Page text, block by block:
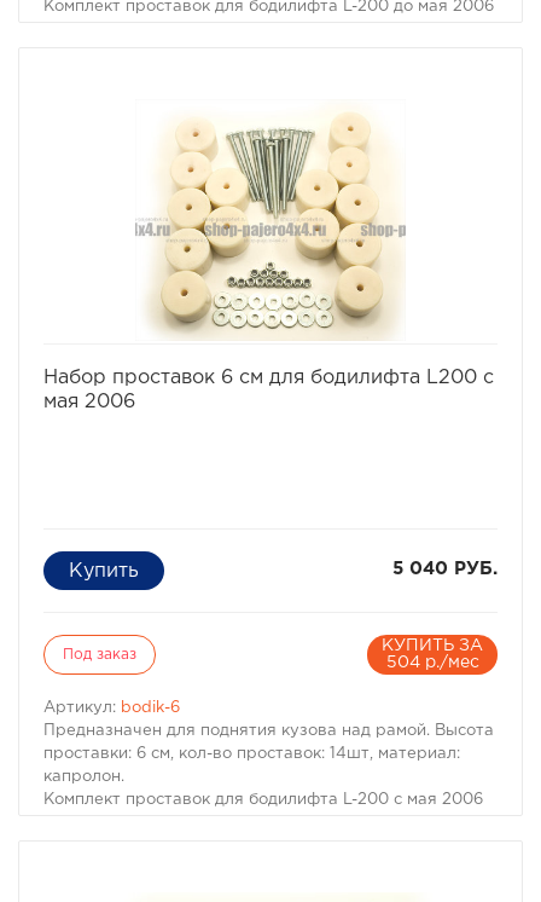
Комплект проставок для бодилифта L-200 до мая 2006
В комплект проставок для бодилифта L-200 до мая
2006 входят сами проставки, а также а также болты,
гайки и шайбы для крепления.
Характеристики Комплекта проставок для бодилифта
L-200 до мая 2006:
· Высота проставки: 6 см
· Кол-во проставок: 14 шт
· Материал: капролон
Набор проставок 6 см для бодилифта L200 с
мая 2006
5 040 РУБ.
Под заказ
КУПИТЬ ЗА
504 р./мес
Артикул: bodik-6
Предназначен для поднятия кузова над рамой. Высота
проставки: 6 см, кол-во проставок: 14шт, материал:
капролон.
Комплект проставок для бодилифта L-200 с мая 2006